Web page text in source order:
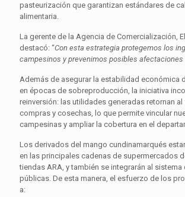
pasteurización que garantizan estándares de
alimentaria.
La gerente de la Agencia de Comercialización,
destacó: “Con esta estrategia protegemos los
campesinos y prevenimos posibles
Además de asegurar la estabilidad económica
en épocas de sobreproducción, la iniciativa
reinversión: las utilidades generadas retornan
compras y cosechas, lo que permite vincular
campesinas y ampliar la cobertura en el
Los derivados del mango cundinamarqués
en las principales cadenas de supermercados
tiendas ARA, y también se integrarán al
públicas. De esta manera, el esfuerzo de los
a: